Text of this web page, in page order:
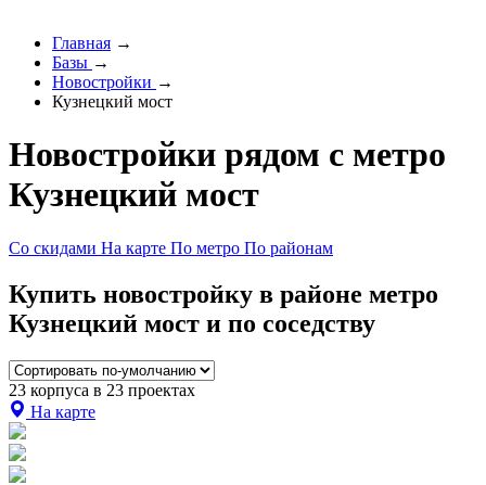
Главная →
Базы →
Новостройки →
Кузнецкий мост
Новостройки рядом с метро
Кузнецкий мост
Со скидами На карте По метро По районам
Купить новостройку в районе метро
Кузнецкий мост и по соседству
23 корпуса в 23 проектах
На карте